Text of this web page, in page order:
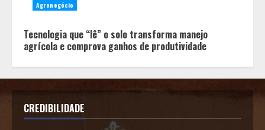
Agronegócio
Tecnologia que “lê” o solo transforma manejo
agrícola e comprova ganhos de produtividade
CREDIBILIDADE